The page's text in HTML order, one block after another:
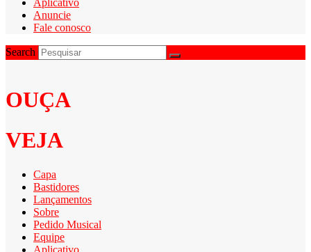
Anuncie
Fale conosco
Search
OUÇA
VEJA
Capa
Bastidores
Lançamentos
Sobre
Pedido Musical
Equipe
Aplicativo